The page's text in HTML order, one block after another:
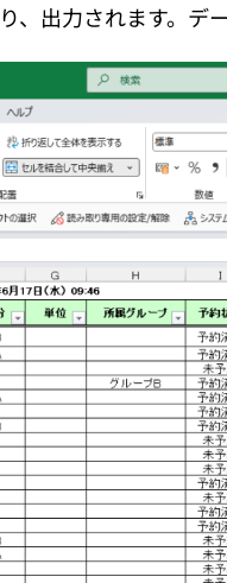
、出力されます。デ